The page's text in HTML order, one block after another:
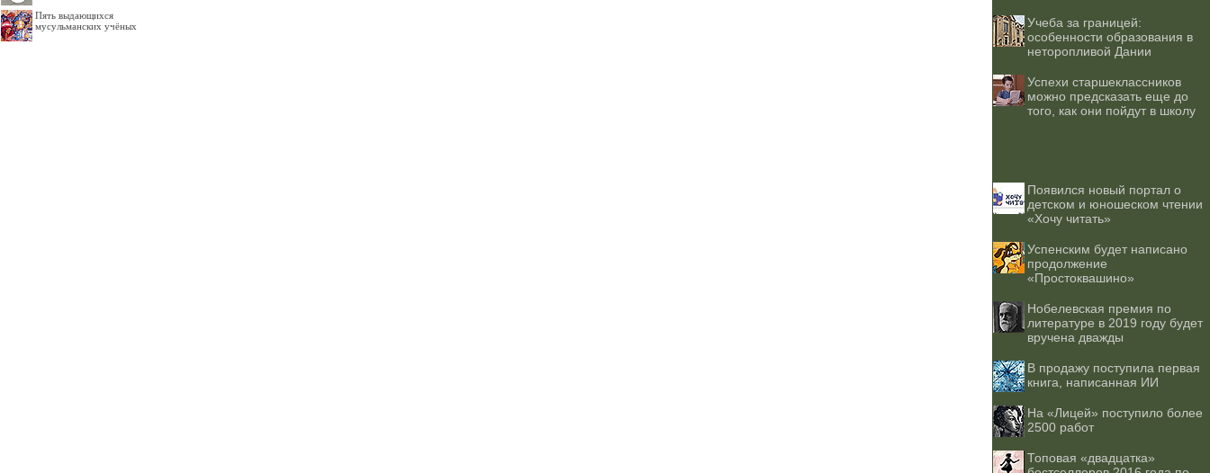
Пять выдающихся
мусульманских учёных
Учеба за границей:
особенности образования в
неторопливой Дании
Успехи старшеклассников
можно предсказать еще до
того, как они пойдут в школу
Появился новый портал о
детском и юношеском чтении
«Хочу читать»
Успенским будет написано
продолжение
«Простоквашино»
Нобелевская премия по
литературе в 2019 году будет
вручена дважды
В продажу поступила первая
книга, написанная ИИ
На «Лицей» поступило более
2500 работ
Топовая «двадцатка»